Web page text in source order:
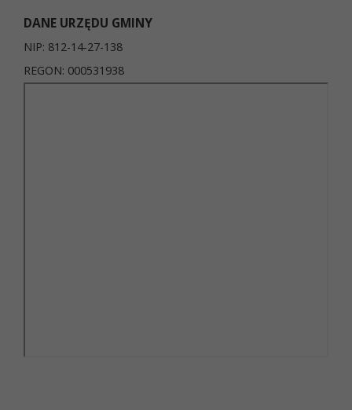
DANE URZĘDU GMINY
NIP: 812-14-27-138
REGON: 000531938